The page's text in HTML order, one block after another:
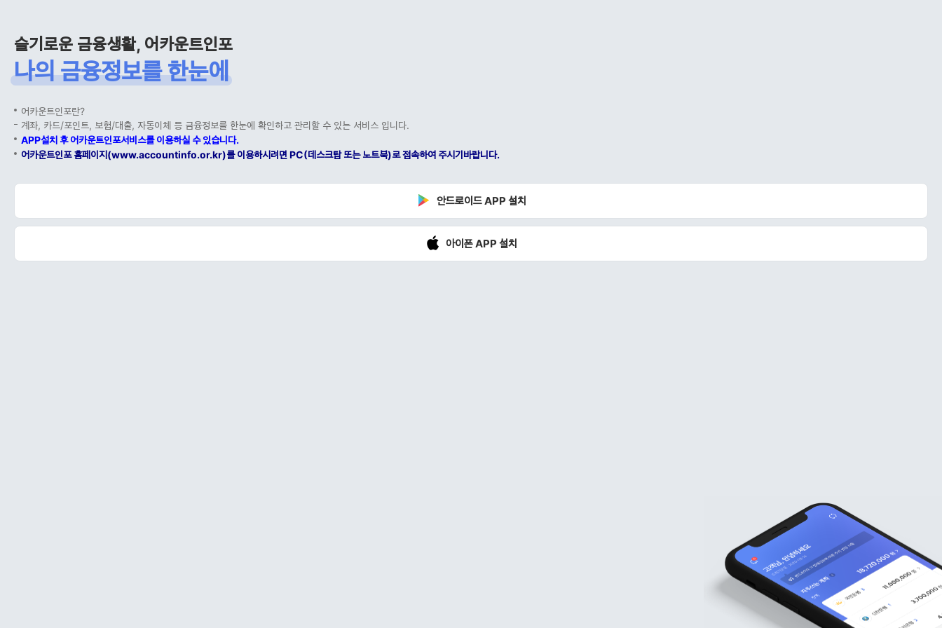
슬기로운 금융생활, 어카운트인포
나의 금융정보를 한눈에
어카운트인포란?
계좌, 카드/포인트, 보험/대출, 자동이체 등 금융정보를 한눈에 확인하고 관리할 수 있는 서비스 입니다.
APP설치 후 어카운트인포서비스를 이용하실 수 있습니다.
어카운트인포 홈페이지(www.accountinfo.or.kr)를 이용하시려면 PC(데스크탑 또는 노트북)로 접속하여 주시기바랍니다.
안드로이드 APP 설치
아이폰 APP 설치